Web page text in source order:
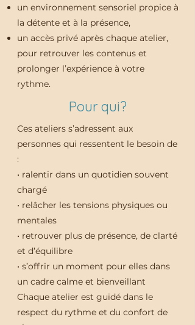
un environnement sensoriel propice à
la détente et à la présence,
un accès privé après chaque atelier,
pour retrouver les contenus et
prolonger l’expérience à votre
rythme.
Pour qui?
Ces ateliers s’adressent aux
personnes qui ressentent le besoin de
:
• ralentir dans un quotidien souvent
chargé
• relâcher les tensions physiques ou
mentales
• retrouver plus de présence, de clarté
et d’équilibre
• s’offrir un moment pour elles dans
un cadre calme et bienveillant
Chaque atelier est guidé dans le
respect du rythme et du confort de